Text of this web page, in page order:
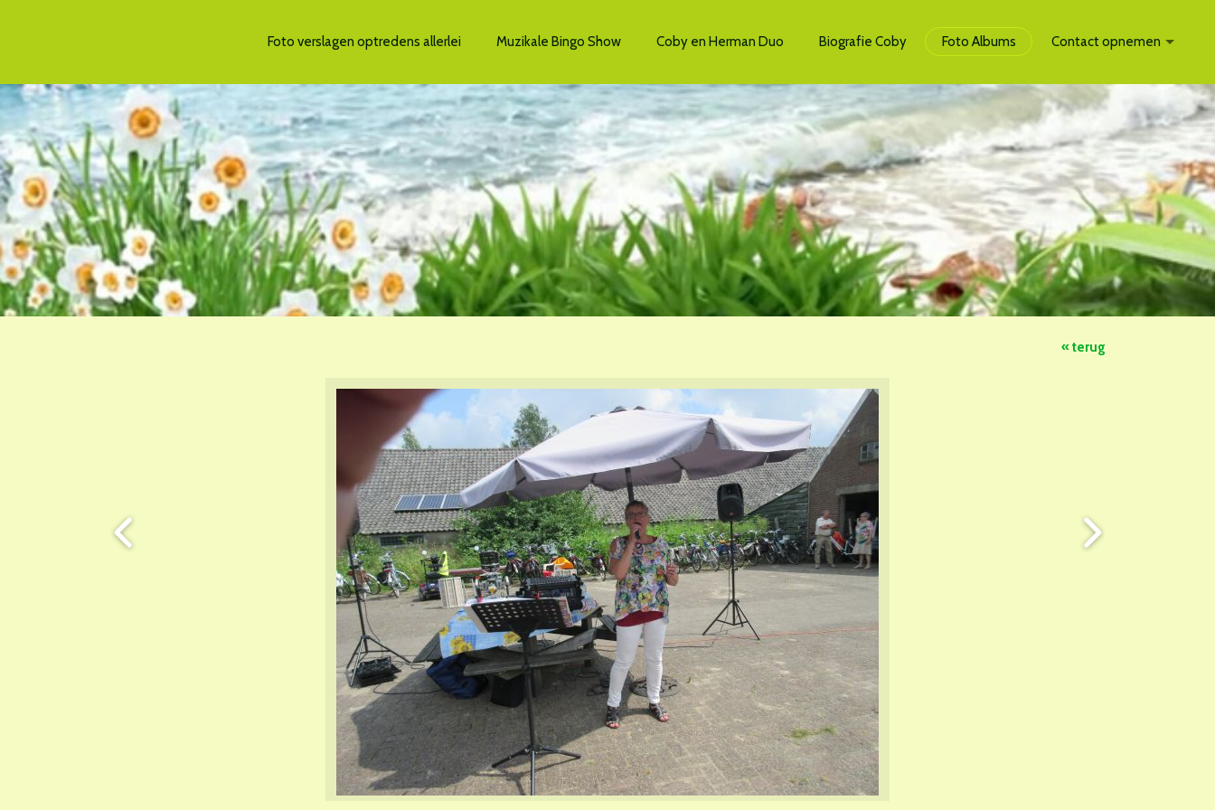
Foto verslagen optredens allerlei Muzikale Bingo Show Coby en Herman Duo Biografie Coby Foto Albums Contact opnemen
« terug